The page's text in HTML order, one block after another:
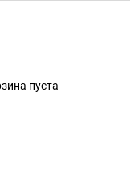
пуста